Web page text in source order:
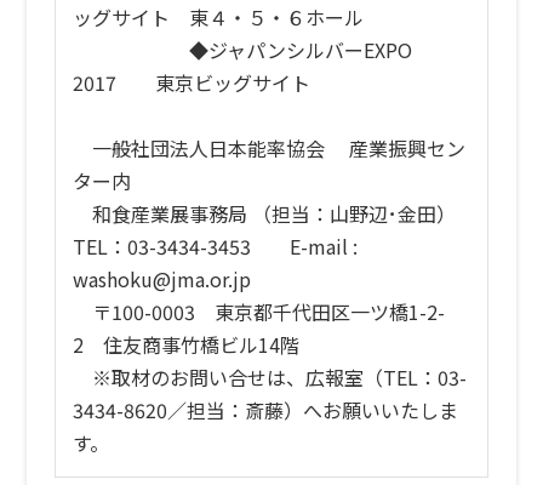
ッグサイト 東４・５・６ホール
◆ジャパンシルバーEXPO
2017 東京ビッグサイト
一般社団法人日本能率協会 産業振興セン
ター内
和食産業展事務局 （担当：山野辺･金田）
TEL：03-3434-3453 E-mail :
washoku@jma.or.jp
〒100-0003 東京都千代田区一ツ橋1-2-
2 住友商事竹橋ビル14階
※取材のお問い合せは、広報室（TEL：03-
3434-8620／担当：斎藤）へお願いいたしま
す。